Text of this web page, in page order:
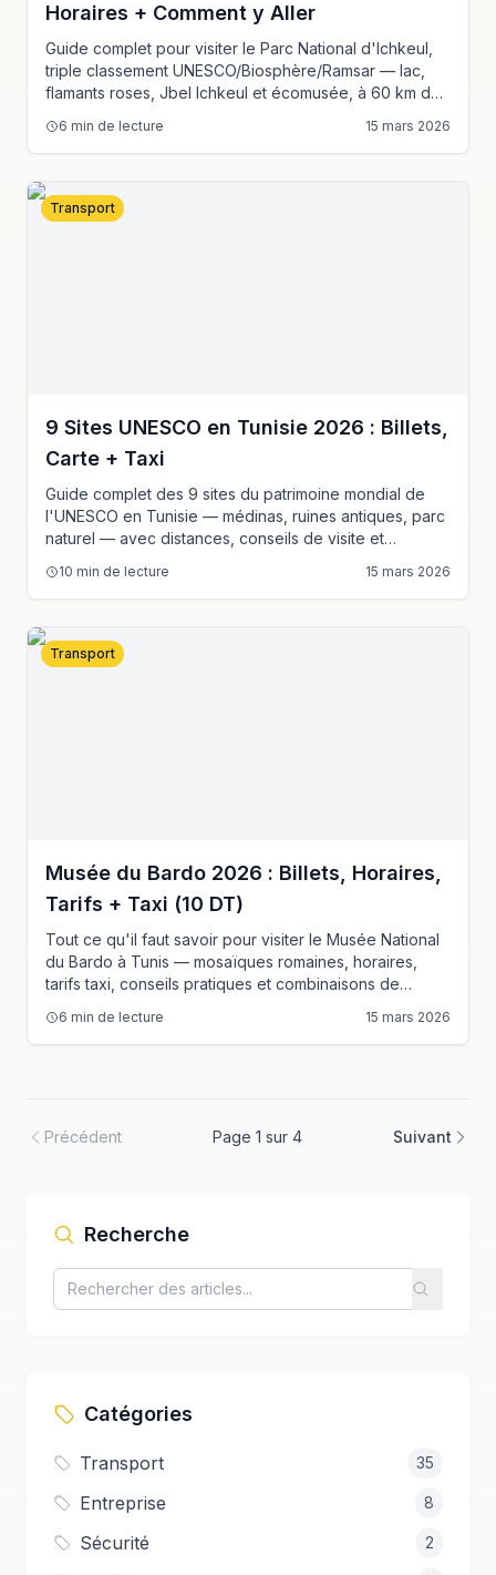
Horaires + Comment y Aller
Guide complet pour visiter le Parc National d'Ichkeul,
triple classement UNESCO/Biosphère/Ramsar — lac,
flamants roses, Jbel Ichkeul et écomusée, à 60 km de
6 min de lecture 15 mars 2026
Transport
9 Sites UNESCO en Tunisie 2026 : Billets,
Carte + Taxi
Guide complet des 9 sites du patrimoine mondial de
l'UNESCO en Tunisie — médinas, ruines antiques, parc
naturel — avec distances, conseils de visite et
10 min de lecture 15 mars 2026
Transport
Musée du Bardo 2026 : Billets, Horaires,
Tarifs + Taxi (10 DT)
Tout ce qu'il faut savoir pour visiter le Musée National
du Bardo à Tunis — mosaïques romaines, horaires,
tarifs taxi, conseils pratiques et combinaisons de
6 min de lecture 15 mars 2026
Précédent Page 1 sur 4 Suivant
Recherche
Catégories
Transport 35
Entreprise 8
Sécurité 2